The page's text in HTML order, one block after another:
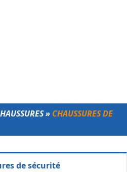
» CHAUSSURES DE
de sécurité